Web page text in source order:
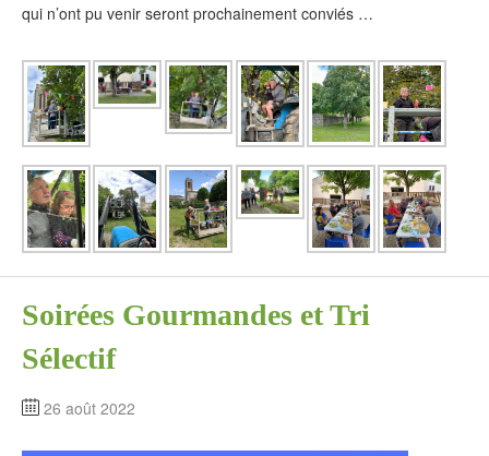
qui n’ont pu venir seront prochainement conviés …
Soirées Gourmandes et Tri
Sélectif
26 août 2022